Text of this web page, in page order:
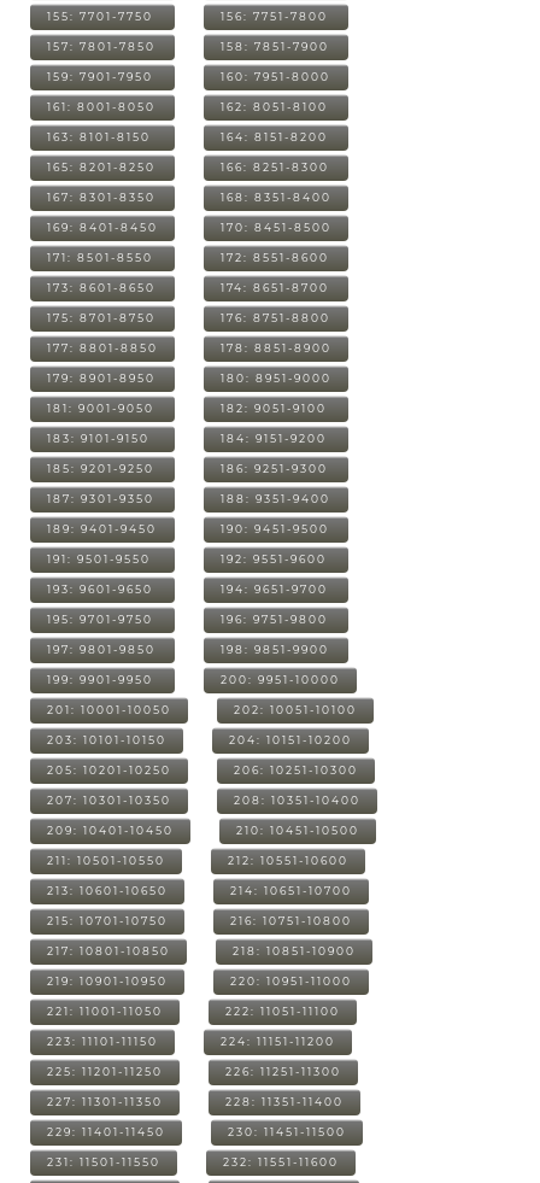
155: 7701-7750 156: 7751-7800
157: 7801-7850 158: 7851-7900
159: 7901-7950 160: 7951-8000
161: 8001-8050 162: 8051-8100
163: 8101-8150 164: 8151-8200
165: 8201-8250 166: 8251-8300
167: 8301-8350 168: 8351-8400
169: 8401-8450 170: 8451-8500
171: 8501-8550 172: 8551-8600
173: 8601-8650 174: 8651-8700
175: 8701-8750 176: 8751-8800
177: 8801-8850 178: 8851-8900
179: 8901-8950 180: 8951-9000
181: 9001-9050 182: 9051-9100
183: 9101-9150 184: 9151-9200
185: 9201-9250 186: 9251-9300
187: 9301-9350 188: 9351-9400
189: 9401-9450 190: 9451-9500
191: 9501-9550 192: 9551-9600
193: 9601-9650 194: 9651-9700
195: 9701-9750 196: 9751-9800
197: 9801-9850 198: 9851-9900
199: 9901-9950 200: 9951-10000
201: 10001-10050 202: 10051-10100
203: 10101-10150 204: 10151-10200
205: 10201-10250 206: 10251-10300
207: 10301-10350 208: 10351-10400
209: 10401-10450 210: 10451-10500
211: 10501-10550 212: 10551-10600
213: 10601-10650 214: 10651-10700
215: 10701-10750 216: 10751-10800
217: 10801-10850 218: 10851-10900
219: 10901-10950 220: 10951-11000
221: 11001-11050 222: 11051-11100
223: 11101-11150 224: 11151-11200
225: 11201-11250 226: 11251-11300
227: 11301-11350 228: 11351-11400
229: 11401-11450 230: 11451-11500
231: 11501-11550 232: 11551-11600